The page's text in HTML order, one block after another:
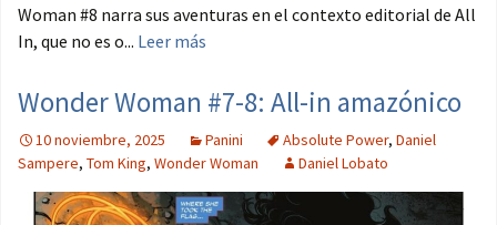
Woman #8 narra sus aventuras en el contexto editorial de All
In, que no es o... Leer más
Wonder Woman #7-8: All-in amazónico
10 noviembre, 2025 Panini Absolute Power, Daniel
Sampere, Tom King, Wonder Woman Daniel Lobato